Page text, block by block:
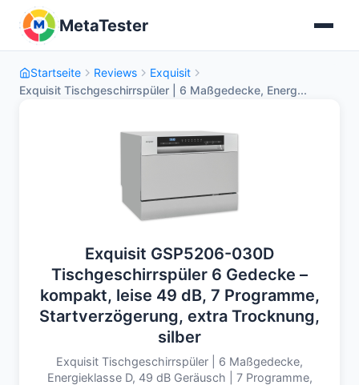
MetaTester
Startseite Reviews
Exquisit
Exquisit Tischgeschirrspüler | 6 Maßgedecke, Energ...
Exquisit GSP5206-030D
Tischgeschirrspüler 6 Gedecke –
kompakt, leise 49 dB, 7 Programme,
Startverzögerung, extra Trocknung,
silber
Exquisit Tischgeschirrspüler | 6 Maßgedecke,
Energieklasse D, 49 dB Geräusch | 7 Programme,